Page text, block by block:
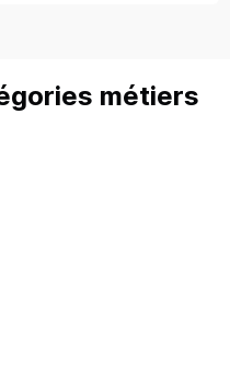
métiers